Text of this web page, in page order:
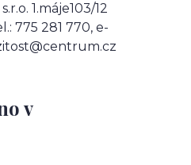
1.máje103/12
775 281 770, e-
v